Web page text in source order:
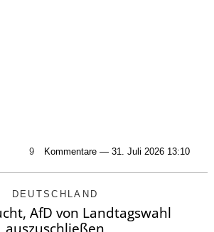
9 Kommentare — 31. Juli 2026 13:10
DEUTSCHLAND
AfD von Landtagswahl